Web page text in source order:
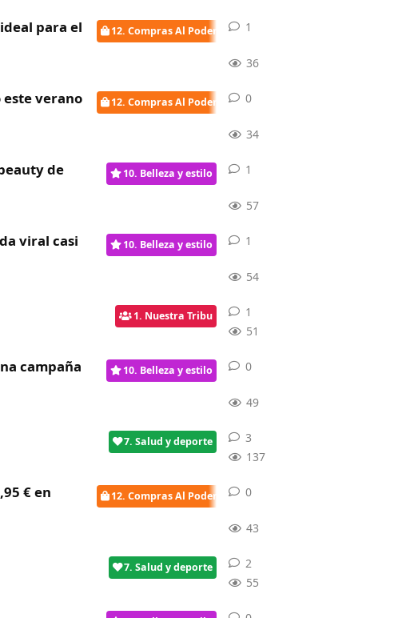
para el
12. Compras Al Poder
36
1
este verano
12. Compras Al Poder
34
0
de
10. Belleza y estilo
57
1
viral casi
10. Belleza y estilo
54
1
1. Nuestra Tribu
51
1
campaña
10. Belleza y estilo
49
0
7. Salud y deporte
137
3
€ en
12. Compras Al Poder
43
0
7. Salud y deporte
55
2